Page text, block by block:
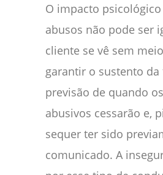
O impacto psicológico
abusos não pode ser
cliente se vê sem
garantir o sustento
previsão de quando
abusivos cessarão e,
sequer ter sido
comunicado. A